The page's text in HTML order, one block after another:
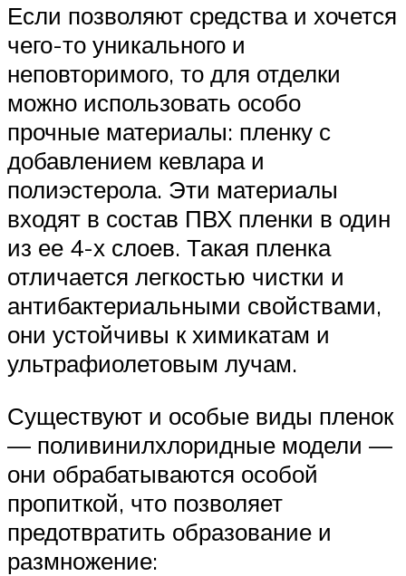
Если позволяют средства и хочется
чего-то уникального и
неповторимого, то для отделки
можно использовать особо
прочные материалы: пленку с
добавлением кевлара и
полиэстерола. Эти материалы
входят в состав ПВХ пленки в один
из ее 4-х слоев. Такая пленка
отличается легкостью чистки и
антибактериальными свойствами,
они устойчивы к химикатам и
ультрафиолетовым лучам.
Существуют и особые виды пленок
— поливинилхлоридные модели —
они обрабатываются особой
пропиткой, что позволяет
предотвратить образование и
размножение: